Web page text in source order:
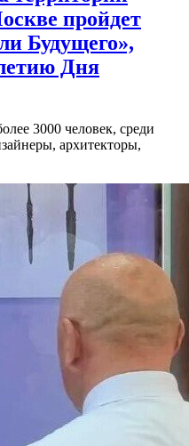
пройдет
Будущего»,
Дня
3000 человек, среди
архитекторы,